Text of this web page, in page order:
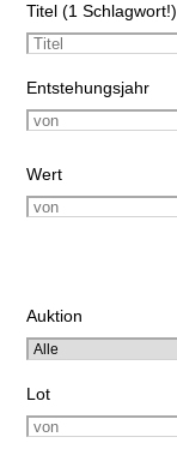
Titel (1 Schlagwort!)
Entstehungsjahr
Wert
Auktion
Lot